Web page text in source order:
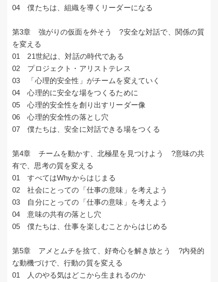
04 僕たちは、組織を導くリーダーになる
第3章 強がりの仮面を外そう ?安全な対話で、関係の質
を変える
01 21世紀は、対話の時代である
02 プロジェクト・アリストテレス
03 「心理的安全性」がチームを変えていく
04 心理的に安全な場をつくるために
05 心理的安全性を創り出すリーダー像
06 心理的安全性の落とし穴
07 僕たちは、安全に対話できる場をつくる
第4章 チームを動かす、北極星を見つけよう ?意味の共
有で、思考の質を変える
01 すべてはWhyからはじまる
02 社会にとっての「仕事の意味」を考えよう
03 自分にとっての「仕事の意味」を考えよう
04 意味の共有の落とし穴
05 僕たちは、仕事を楽しむことからはじめる
第5章 アメとムチを捨て、好奇心を解き放とう ?内発的
な動機づけで、行動の質を変える
01 人のやる気はどこから生まれるのか